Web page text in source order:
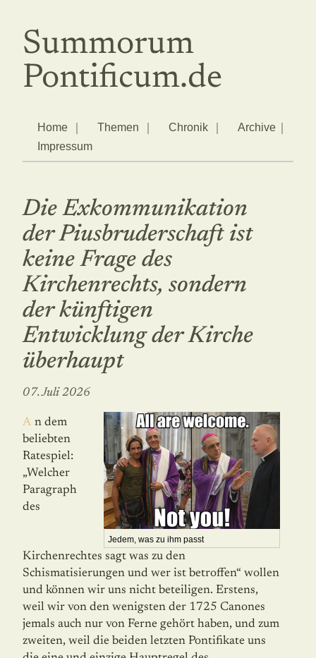
Summorum
Pontificum.de
Home Themen Chronik
Archive
Impressum
Die Exkommunikation
der Piusbruderschaft ist
keine Frage des
Kirchenrechts, sondern
der künftigen
Entwicklung der Kirche
überhaupt
07. Juli 2026
Jedem, was zu ihm passt
An dem
beliebten
Ratespiel:
„Welcher
Paragraph
des
Kirchenrechtes sagt was zu den
Schismatisierungen und wer ist betroffen“ wollen
und können wir uns nicht be­teiligen. Erstens,
weil wir von den wenigsten der 1725 Canones
jemals auch nur von Ferne gehört haben, und zum
zweiten, weil die beiden letzten Pontifikate uns